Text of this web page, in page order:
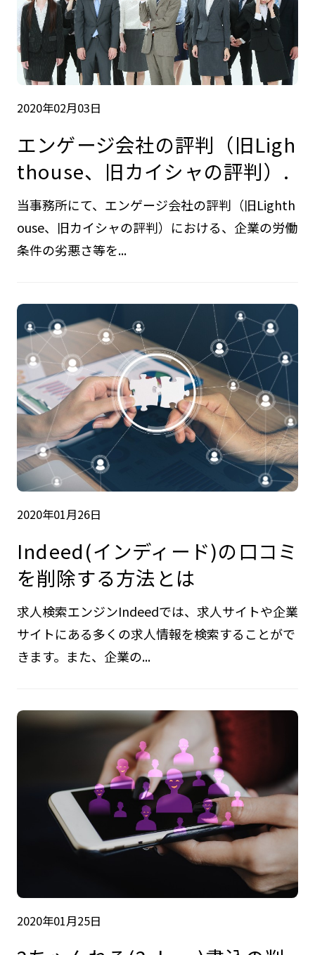
2020年02月03日
エンゲージ会社の評判（旧Ligh
thouse、旧カイシャの評判）.
当事務所にて、エンゲージ会社の評判（旧Lighth
ouse、旧カイシャの評判）における、企業の労働
条件の劣悪さ等を...
2020年01月26日
Indeed(インディード)の口コミ
を削除する方法とは
求人検索エンジンIndeedでは、求人サイトや企業
サイトにある多くの求人情報を検索することがで
きます。また、企業の...
2020年01月25日